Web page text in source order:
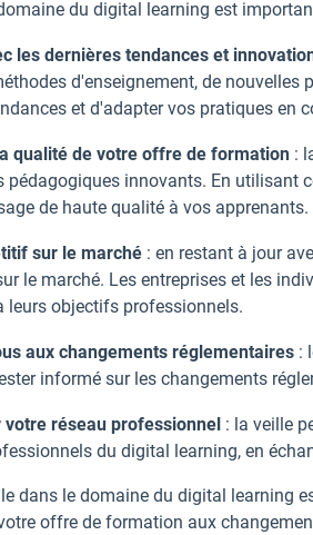
du digital learning est
les dernières tendances et
d'enseignement, de
et d'adapter vos pratiques en
qualité de votre offre de formation :
pédagogiques innovants. En utilisant
de haute qualité à vos apprenants.
sur le marché : en restant à jour
le marché. Les entreprises et les
leurs objectifs professionnels.
aux changements réglementaires :
informé sur les changements
votre réseau professionnel : la veille
du digital learning, en
dans le domaine du digital learning
offre de formation aux